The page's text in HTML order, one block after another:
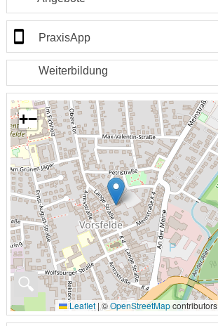
PraxisApp
Weiterbildung
🔍
+−
Leaflet |©OpenStreetMapcontributors